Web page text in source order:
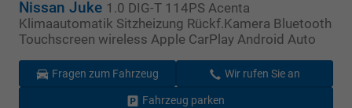
Nissan Juke 1.0 DIG-T 114PS Acenta
Klimaautomatik Sitzheizung Rückf.Kamera Bluetooth
Touchscreen wireless Apple CarPlay Android Auto
Fragen zum Fahrzeug Wir rufen Sie an
Fahrzeug parken